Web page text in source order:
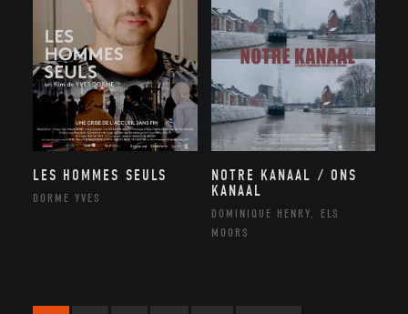
LES HOMMES SEULS
DORME YVES
NOTRE KANAAL / ONS
KANAAL
DOMINIQUE HENRY, ELS
MOORS